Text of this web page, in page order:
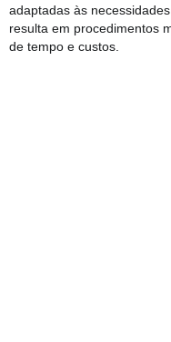
adaptadas às
resulta em procedimentos
de tempo e custos.